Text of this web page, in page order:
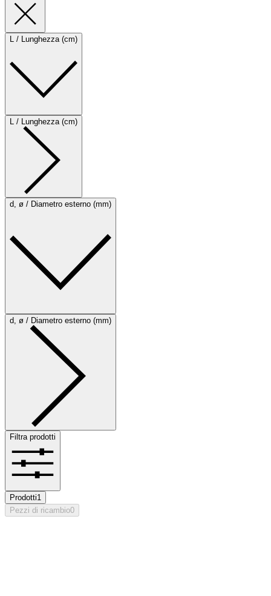
L / Lunghezza (cm)
L / Lunghezza (cm)
d, ø / Diametro esterno (mm)
d, ø / Diametro esterno (mm)
Filtra prodotti
Prodotti1
Pezzi di ricambio0